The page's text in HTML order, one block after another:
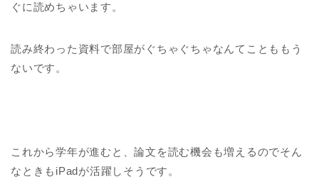
ぐに読めちゃいます。
読み終わった資料で部屋がぐちゃぐちゃなんてことももう
ないです。
これから学年が進むと、論文を読む機会も増えるのでそん
なときもiPadが活躍しそうです。